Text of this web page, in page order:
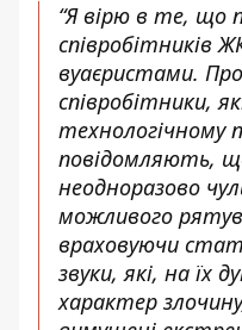
“Я вірю в те, що
співробітників
вуаєристами.
співробітники,
технологічному
повідомляють,
неодноразово
можливого
враховуючи
звуки, які, на їх
характер